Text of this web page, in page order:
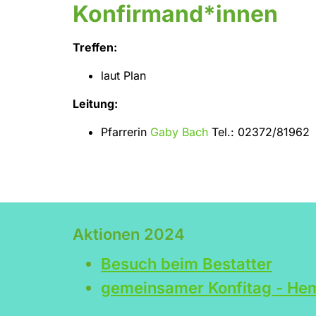
Konfirmand*innen
Treffen:
laut Plan
Leitung:
Pfarrerin Gaby Bach Tel.: 02372/81962
Aktionen 2024
Besuch beim Bestatter
gemeinsamer Konfitag -